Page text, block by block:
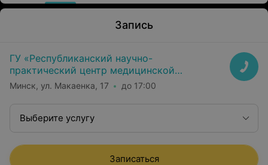
Запись
ГУ «Республиканский научно-
практический центр медицинской
экспертизы и реабилитаци»
Минск, ул. Макаенка, 17 до 17:00
Выберите услугу
Записаться